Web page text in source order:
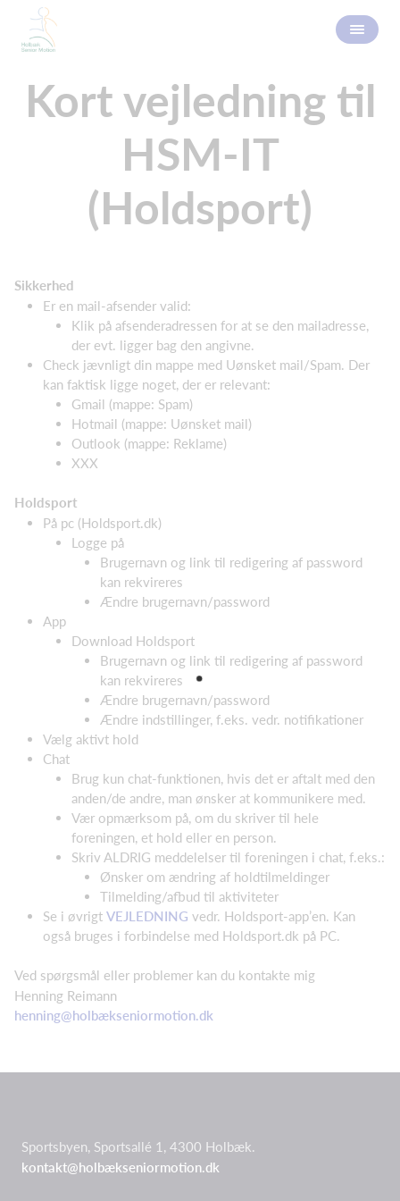
Kort vejledning til
HSM-IT
(Holdsport)
Sikkerhed
Er en mail-afsender valid:
Klik på afsenderadressen for at se den mailadresse,
der evt. ligger bag den angivne.
Check jævnligt din mappe med Uønsket mail/Spam. Der
kan faktisk ligge noget, der er relevant:
Gmail (mappe: Spam)
Hotmail (mappe: Uønsket mail)
Outlook (mappe: Reklame)
XXX
Holdsport
På pc (Holdsport.dk)
Logge på
Brugernavn og link til redigering af password
kan rekvireres
Ændre brugernavn/password
App
Download Holdsport
Brugernavn og link til redigering af password
kan rekvireres
Ændre brugernavn/password
Ændre indstillinger, f.eks. vedr. notifikationer
Vælg aktivt hold
Chat
Brug kun chat-funktionen, hvis det er aftalt med den
anden/de andre, man ønsker at kommunikere med.
Vær opmærksom på, om du skriver til hele
foreningen, et hold eller en person.
Skriv ALDRIG meddelelser til foreningen i chat, f.eks.:
Ønsker om ændring af holdtilmeldinger
Tilmelding/afbud til aktiviteter
Se i øvrigt VEJLEDNING vedr. Holdsport-app’en. Kan
også bruges i forbindelse med Holdsport.dk på PC.
Ved spørgsmål eller problemer kan du kontakte mig
Henning Reimann
henning@holbækseniormotion.dk
Sportsbyen, Sportsallé 1, 4300 Holbæk.
kontakt@holbækseniormotion.dk